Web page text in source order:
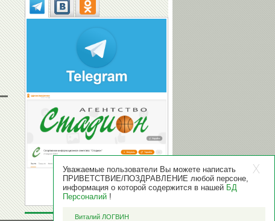
Уважаемые пользователи Вы можете написать
ПРИВЕТСТВИЕ/ПОЗДРАВЛЕНИЕ любой персоне,
информация о которой содержится в нашей БД
Персоналий !
Виталий ЛОГВИН